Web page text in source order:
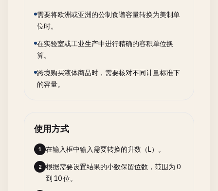
需要将欧洲或亚洲的公制食谱容量转换为美制单
位时。
在实验室或工业生产中进行精确的容积单位换
算。
跨境购买液体商品时，需要核对不同计量标准下
的容量。
使用方式
1 在输入框中输入需要转换的升数（L）。
2
根据需要设置结果的小数保留位数，范围为 0
到 10 位。